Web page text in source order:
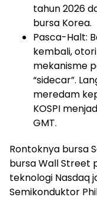
tahun 2026
bursa Korea.
Pasca-Halt:
kembali,
mekanisme
“sidecar”.
meredam
KOSPI
GMT.
Rontoknya bursa
bursa Wall Street
teknologi Nasdaq
Semikonduktor